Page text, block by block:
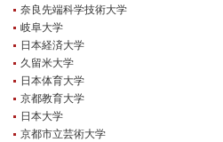
奈良先端科学技術大学
岐阜大学
日本経済大学
久留米大学
日本体育大学
京都教育大学
日本大学
京都市立芸術大学